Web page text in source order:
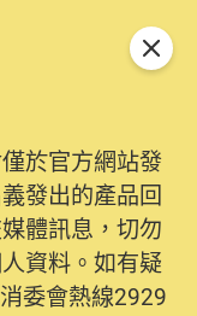
於官方網站發
發出的產品回
體訊息，切勿
資料。如有疑
委會熱線2929
會的投訴處理
由2025年11月
資料（包括姓
提交投訴、查
合於帳戶中，
關閉